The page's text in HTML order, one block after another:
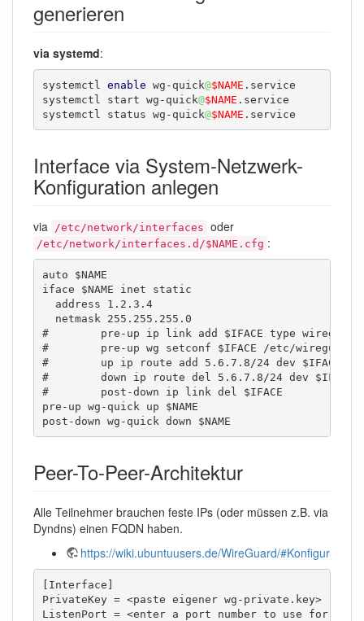
generieren
via systemd:
systemctl enable wg-quick@$NAME .service
systemctl start wg-quick@$NAME .service
systemctl status wg-quick@$NAME .service
Interface via System-Netzwerk-
Konfiguration anlegen
via /etc/network/interfaces oder
/etc/network/interfaces.d/$NAME.cfg :
auto $NAME
iface $NAME inet static
  address 1.2.3.4
  netmask 255.255.255.0
#        pre-up ip link add $IFACE type wireguard
#        pre-up wg setconf $IFACE /etc/wireguard/
#        up ip route add 5.6.7.8/24 dev $IFACE
#        down ip route del 5.6.7.8/24 dev $IFACE
#        post-down ip link del $IFACE
pre-up wg-quick up $NAME
post-down wg-quick down $NAME
Peer-To-Peer-Architektur
Alle Teilnehmer brauchen feste IPs (oder müssen z.B. via
Dyndns) einen FQDN haben.
https://wiki.ubuntuusers.de/WireGuard/#Konfiguration
[Interface]
PrivateKey = <paste eigener wg-private.key>
ListenPort = <enter a port number to use for